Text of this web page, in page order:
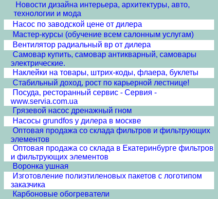
Новости дизайна интерьера, архитектуры, авто,
технологии и мода
Насос по заводской цене от дилера
Мастер-курсы (обучение всем салонным услугам)
Вентилятор радиальный вр от дилера
Самовар купить, самовар антикварный, самовары
электрические.
Наклейки на товары, штрих-коды, флаера, буклеты
Стабильный доход, рост по карьерной лестнице!
Посуда, ресторанный сервис - Сервия -
www.servia.com.ua
Грязевой насос дренажный гном
Насосы grundfos у дилера в москве
Оптовая продажа со склада фильтров и фильтрующих
элементов
Оптовая продажа со склада в Екатеринбурге фильтров
и фильтрующих элементов
Воронка ушная
Изготовление полиэтиленовых пакетов с логотипом
заказчика
Карбоновые обогреватели